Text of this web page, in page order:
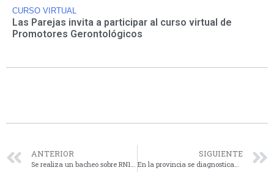
CURSO VIRTUAL
Las Parejas invita a participar al curso virtual de
Promotores Gerontológicos
ANTERIOR SIGUIENTE